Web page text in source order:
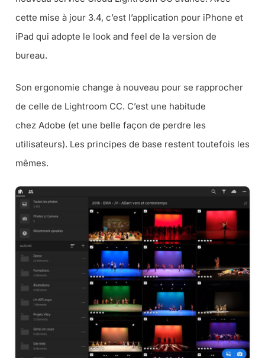
cette mise à jour 3.4, c’est l’application pour iPhone et
iPad qui adopte le look and feel de la version de
bureau.
Son ergonomie change à nouveau pour se rapprocher
de celle de Lightroom CC. C’est une habitude
chez Adobe (et une belle façon de perdre les
utilisateurs). Les principes de base restent toutefois les
mêmes.